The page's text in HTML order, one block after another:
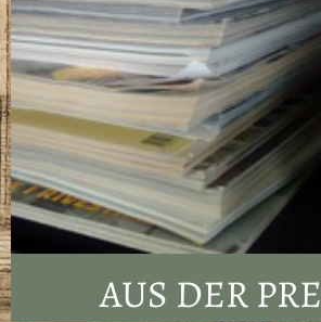
AUS DER